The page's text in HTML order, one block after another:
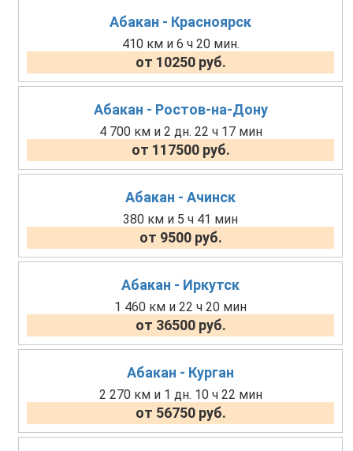
Абакан - Красноярск
410 км и 6 ч 20 мин.
от 10250 руб.
Абакан - Ростов-на-Дону
4 700 км и 2 дн. 22 ч 17 мин
от 117500 руб.
Абакан - Ачинск
380 км и 5 ч 41 мин
от 9500 руб.
Абакан - Иркутск
1 460 км и 22 ч 20 мин
от 36500 руб.
Абакан - Курган
2 270 км и 1 дн. 10 ч 22 мин
от 56750 руб.